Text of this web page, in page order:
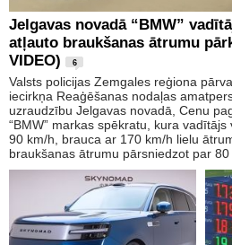
Jelgavas novadā “BMW”
atļauto braukšanas ātrumu
VIDEO)
6
Valsts policijas Zemgales reģiona
iecirkņa Reaģēšanas nodaļas
uzraudzību Jelgavas novadā, Cenu
“BMW” markas spēkratu, kura
90 km/h, brauca ar 170 km/h lielu
braukšanas ātrumu pārsniedzot par 80